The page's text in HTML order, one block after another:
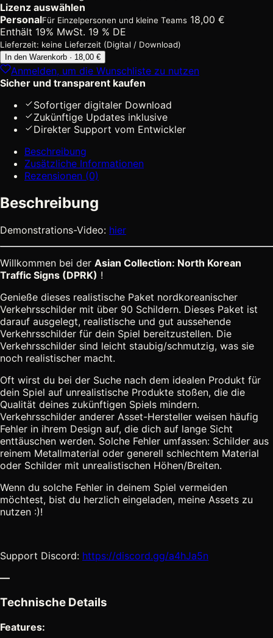
Lizenz auswählen
PersonalFür Einzelpersonen und kleine Teams 18,00 €
Enthält 19% MwSt. 19 % DE
Lieferzeit: keine Lieferzeit (Digital / Download)
Asian
Collection:
North
Traffic
Signs
(DPRK)
Menge
In den Warenkorb · 18,00 €
Anmelden, um die Wunschliste zu nutzen
Sicher und transparent kaufen
Sofortiger digitaler Download
Zukünftige Updates inklusive
Direkter Support vom Entwickler
Beschreibung
Zusätzliche Informationen
Rezensionen (0)
Beschreibung
Demonstrations-Video: hier
Willkommen bei der Asian Collection: North Korean
Traffic Signs (DPRK) !
Genieße dieses realistische Paket nordkoreanischer
Verkehrsschilder mit über 90 Schildern. Dieses Paket ist
darauf ausgelegt, realistische und gut aussehende
Verkehrsschilder für dein Spiel bereitzustellen. Die
Verkehrsschilder sind leicht staubig/schmutzig, was sie
noch realistischer macht.
Oft wirst du bei der Suche nach dem idealen Produkt für
dein Spiel auf unrealistische Produkte stoßen, die die
Qualität deines zukünftigen Spiels mindern.
Verkehrsschilder anderer Asset-Hersteller weisen häufig
Fehler in ihrem Design auf, die dich auf lange Sicht
enttäuschen werden. Solche Fehler umfassen: Schilder aus
reinem Metallmaterial oder generell schlechtem Material
oder Schilder mit unrealistischen Höhen/Breiten.
Wenn du solche Fehler in deinem Spiel vermeiden
möchtest, bist du herzlich eingeladen, meine Assets zu
nutzen :)!
Support Discord: https://discord.gg/a4hJa5n
—
Technische Details
Features: